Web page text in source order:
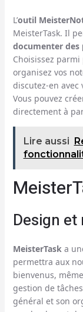
L’outil
MeisterTask. Il
documenter des
Choisissez
organisez vos
discutez-en avec
Vous pouvez
directement à
Lire aussi
Design
MeisterTask a
permettra aux
bienvenus,
gestion de
général et son